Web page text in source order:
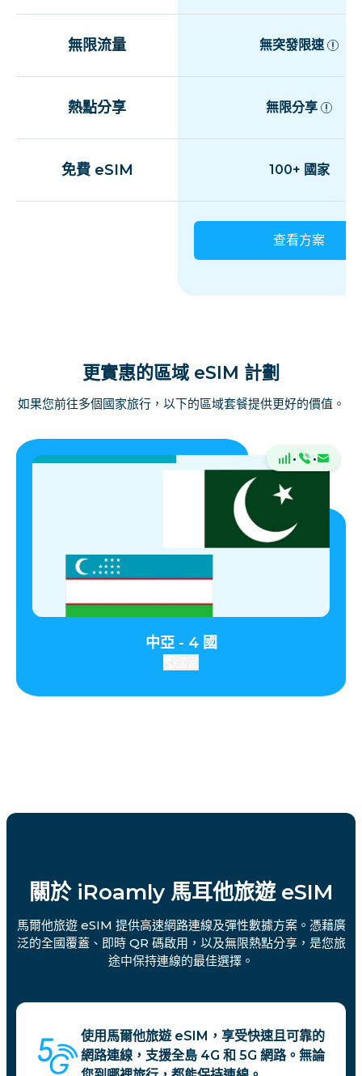
無限流量 無突發限速
熱點分享 無限分享
免費 eSIM 100+ 國家
查看方案
更實惠的區域 eSIM 計劃
如果您前往多個國家旅行，以下的區域套餐提供更好的價值。
· ·
中亞 - 4 國
關於 iRoamly 馬耳他旅遊 eSIM
馬爾他旅遊 eSIM 提供高速網路連線及彈性數據方案。憑藉廣
泛的全國覆蓋、即時 QR 碼啟用，以及無限熱點分享，是您旅
途中保持連線的最佳選擇。
使用馬爾他旅遊 eSIM，享受快速且可靠的
網路連線，支援全島 4G 和 5G 網路。無論